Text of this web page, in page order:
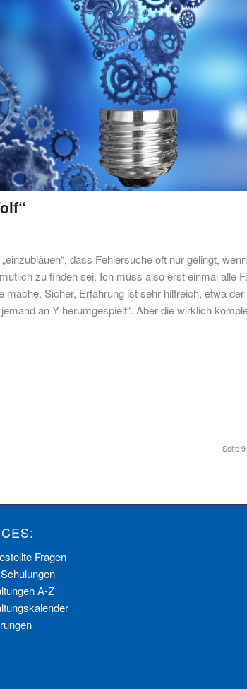
dass Fehlersuche oft nur gelingt,
zu finden sei. Ich muss also erst einmal alle
Sicher, Erfahrung ist sehr hilfreich, etwa der
an Y herumgespielt“. Aber die wirklich
Seite
Fragen
A-Z